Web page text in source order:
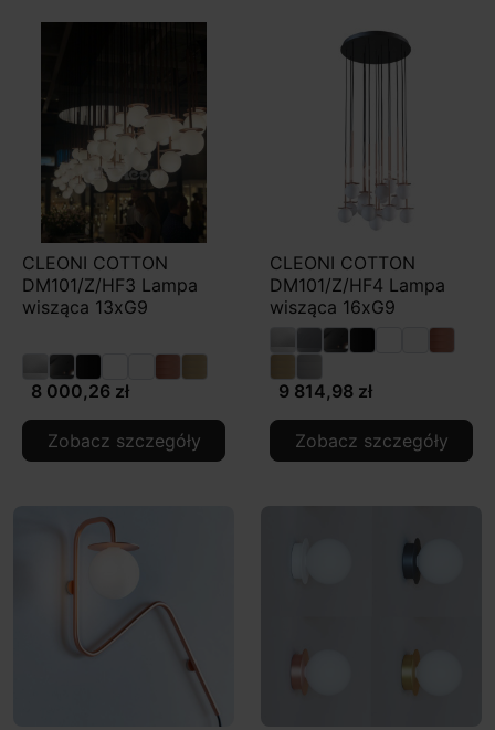
CLEONI COTTON
DM101/Z/HF3 Lampa
wisząca 13xG9
8 000,26 zł
Zobacz szczegóły
CLEONI COTTON
DM101/Z/HF4 Lampa
wisząca 16xG9
9 814,98 zł
Zobacz szczegóły